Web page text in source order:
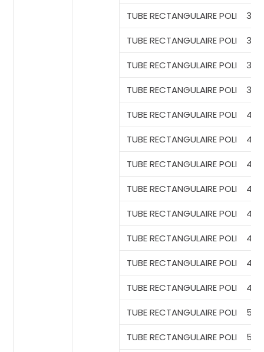
TUBE RECTANGULAIREPOLI
TUBE RECTANGULAIREPOLI
TUBE RECTANGULAIREPOLI
TUBE RECTANGULAIREPOLI
TUBE RECTANGULAIREPOLI
TUBE RECTANGULAIREPOLI
TUBE RECTANGULAIREPOLI
TUBE RECTANGULAIREPOLI
TUBE RECTANGULAIREPOLI
TUBE RECTANGULAIREPOLI
TUBE RECTANGULAIREPOLI
TUBE RECTANGULAIREPOLI
TUBE RECTANGULAIREPOLI
TUBE RECTANGULAIREPOLI